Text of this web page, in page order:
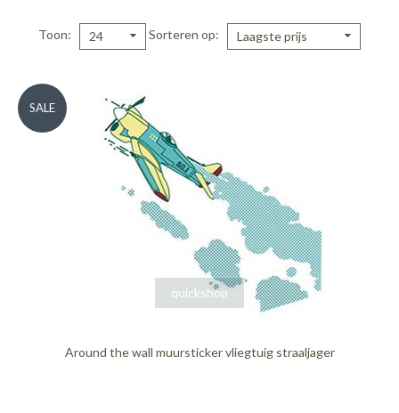
Toon 24 Sorteren op Laagste prijs
quickshop
SALE
Around the wall muursticker vliegtuig straaljager